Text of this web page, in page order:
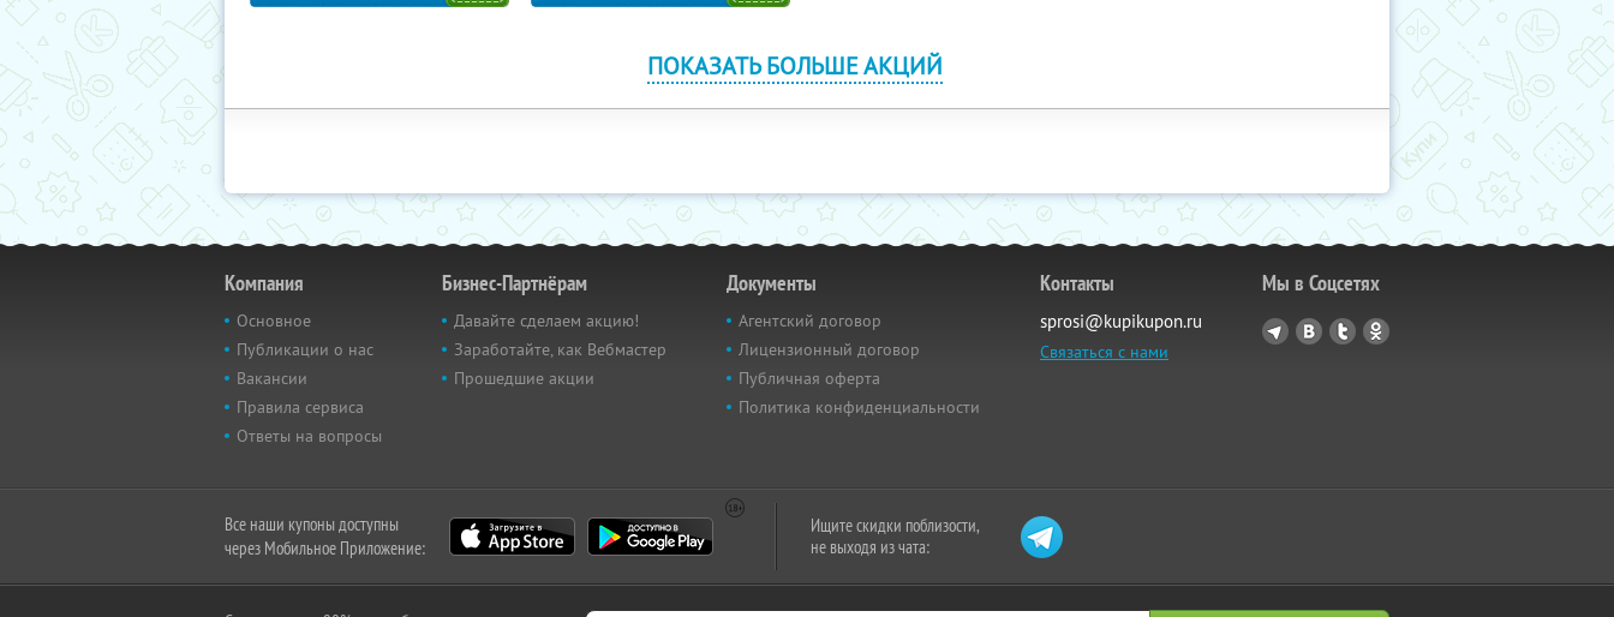
ПОКАЗАТЬ БОЛЬШЕ АКЦИЙ
Компания
Основное
Публикации о нас
Вакансии
Правила сервиса
Ответы на вопросы
Бизнес-Партнёрам
Давайте сделаем акцию!
Заработайте, как Вебмастер
Прошедшие акции
Документы
Агентский договор
Лицензионный договор
Публичная оферта
Политика конфиденциальности
Контакты
sprosi@kupikupon.ru
Связаться с нами
Мы в Соцсетях
Все наши купоны доступны
через Мобильное Приложение:
Ищите скидки поблизости,
не выходя из чата: